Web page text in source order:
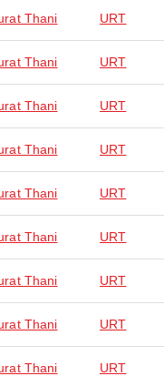
Thani URT
Thani URT
Thani URT
Thani URT
Thani URT
Thani URT
Thani URT
Thani URT
Thani URT